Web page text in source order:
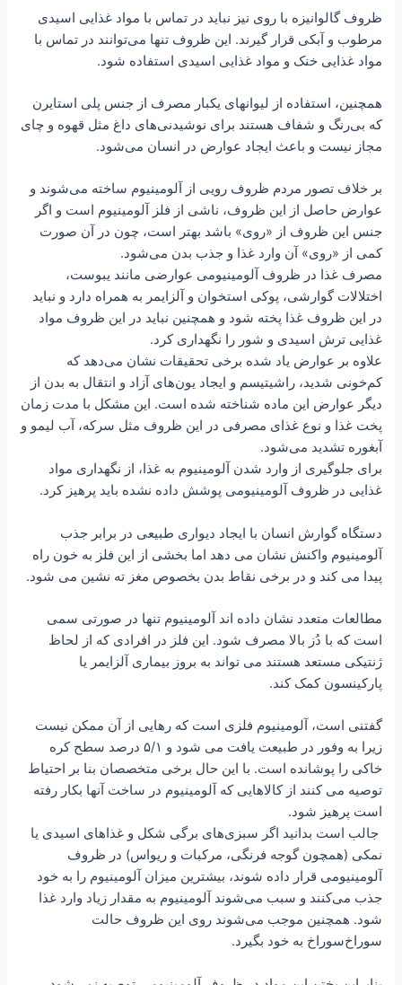
ظروف گالوانیزه با روی نیز نباید در تماس با مواد غذایی اسیدی
مرطوب و آبکی قرار گیرند. این ظروف تنها می‌توانند در تماس با
مواد غذایی خنک و مواد غذایی اسیدی استفاده شود.
همچنین، استفاده از لیوانهای یکبار مصرف از جنس پلی استایرن
که بی‌رنگ و شفاف هستند برای نوشیدنی‌های داغ مثل قهوه و چای
مجاز نیست و باعث ایجاد عوارض در انسان می‌شود.
بر خلاف تصور مردم ظروف رویی از آلومینیوم ساخته می‌شوند و
عوارض حاصل از این ظروف، ناشی از فلز آلومینیوم است و اگر
جنس این ظروف از «روی» باشد بهتر است، چون در آن صورت
کمی از «روی» آن وارد غذا و جذب بدن می‌شود.
مصرف غذا در ظروف آلومینیومی عوارضی مانند یبوست،
اختلالات گوارشی، پوکی استخوان و آلزایمر به همراه دارد و نباید
در این ظروف غذا پخته شود و همچنین نباید در این ظروف مواد
غذایی ترش اسیدی و شور را نگهداری کرد.
علاوه بر عوارض یاد شده برخی تحقیقات نشان می‌دهد که
کم‌خونی شدید، راشیتیسم و ایجاد یون‌های آزاد و انتقال به بدن از
دیگر عوارض این ماده شناخته شده است. این مشکل با مدت زمان
پخت غذا و نوع غذای مصرفی در این ظروف مثل سرکه، آب لیمو و
آبغوره تشدید می‌شود.
برای جلوگیری از وارد شدن آلومینیوم به غذا، از نگهداری مواد
غذایی در ظروف آلومینیومی پوشش داده نشده باید پرهیز کرد.
دستگاه گوارش انسان با ایجاد دیواری طبیعی در برابر جذب
آلومینیوم واکنش نشان می دهد اما بخشی از این فلز به خون راه
پیدا می کند و در برخی نقاط بدن بخصوص مغز ته نشین می شود.
مطالعات متعدد نشان داده اند آلومینیوم تنها در صورتی سمی
است که با دُز بالا مصرف شود. این فلز در افرادی که از لحاظ
ژنتیکی مستعد هستند می تواند به بروز بیماری آلزایمر یا
پارکینسون کمک کند.
گفتنی است، آلومینیوم فلزی است که رهایی از آن ممکن نیست
زیرا به وفور در طبیعت یافت می شود و ۵/۱ درصد سطح کره
خاکی را پوشانده است. با این حال برخی متخصصان بنا بر احتیاط
توصیه می کنند از کالاهایی که آلومینیوم در ساخت آنها بکار رفته
است پرهیز شود.
‌ ‌جالب است بدانید اگر سبزی‌های برگی شکل و غذاهای اسیدی یا
نمکی (همچون گوجه فرنگی، مرکبات و ریواس) در ظروف
آلومینیومی قرار داده شوند، بیشترین میزان آلومینیوم را به خود
جذب می‌کنند و سبب می‌شوند آلومینیوم به مقدار زیاد وارد غذا
شود. همچنین موجب می‌شوند روی این ظروف حالت
سوراخ‌سوراخ به خود بگیرد.